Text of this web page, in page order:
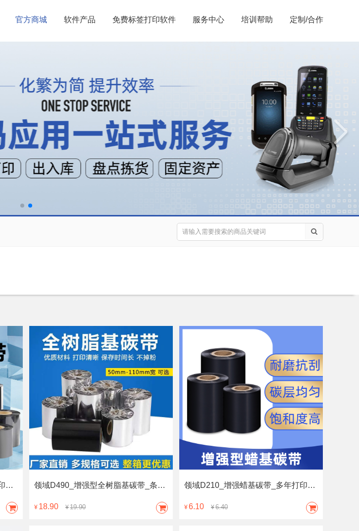
官方商城 软件产品 免费标签打印软件 服务中心 培训帮助 定制/合作
领域D310-增强型混合基碳带_打印清晰,条码标签打印机专用,规格齐全尺寸可定制 领域D490_增强型全树脂基碳带_条码标签打印机色带_固定资产管理专用打印耗材
¥ 18.90 ¥19.90
领域D210_增强蜡基碳带_多年打印耗材生产经验、条码打印机碳带、源头直发
¥6.10 ¥6.40